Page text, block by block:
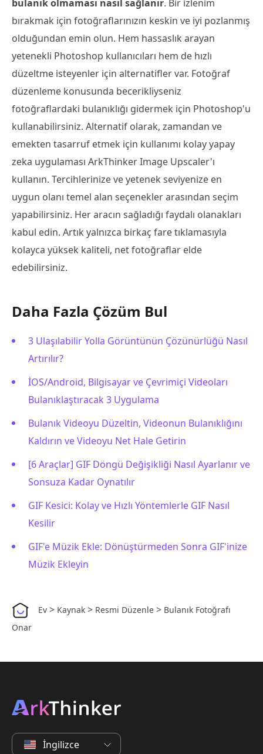
bulanık olmaması nasıl sağlanır. Bir izlenim
bırakmak için fotoğraflarınızın keskin ve iyi pozlanmış
olduğundan emin olun. Hem hassaslık arayan
yetenekli Photoshop kullanıcıları hem de hızlı
düzeltme isteyenler için alternatifler var. Fotoğraf
düzenleme konusunda becerikliyseniz
fotoğraflardaki bulanıklığı gidermek için Photoshop'u
kullanabilirsiniz. Alternatif olarak, zamandan ve
emekten tasarruf etmek için kullanımı kolay yapay
zeka uygulaması ArkThinker Image Upscaler'ı
kullanın. Tercihlerinize ve yetenek seviyenize en
uygun olanı temel alan seçenekler arasından seçim
yapabilirsiniz. Her aracın sağladığı faydalı olanakları
kabul edin. Artık yalnızca birkaç fare tıklamasıyla
kolayca yüksek kaliteli, net fotoğraflar elde
edebilirsiniz.
Daha Fazla Çözüm Bul
3 Ulaşılabilir Yolla Görüntünün Çözünürlüğü Nasıl
Artırılır?
İOS/Android, Bilgisayar ve Çevrimiçi Videoları
Bulanıklaştıracak 3 Uygulama
Bulanık Videoyu Düzeltin, Videonun Bulanıklığını
Kaldırın ve Videoyu Net Hale Getirin
[6 Araçlar] GIF Döngü Değişikliği Nasıl Ayarlanır ve
Sonsuza Kadar Oynatılır
GIF Kesici: Kolay ve Hızlı Yöntemlerle GIF Nasıl
Kesilir
GIF'e Müzik Ekle: Dönüştürmeden Sonra GIF'inize
Müzik Ekleyin
Ev > Kaynak > Resmi Düzenle > Bulanık Fotoğrafı
Onar
İngilizce